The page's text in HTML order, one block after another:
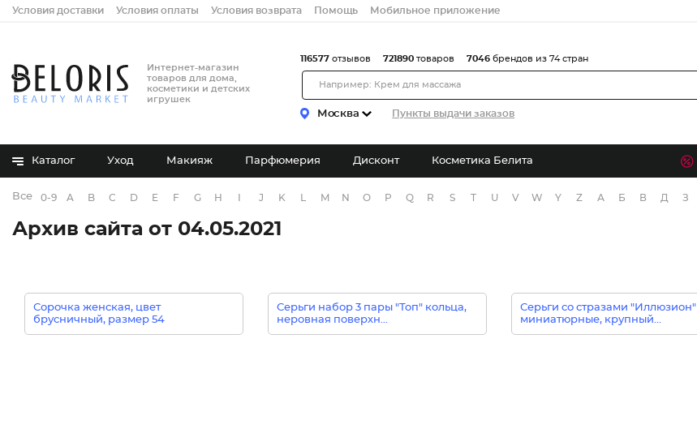
Условия доставки Условия оплаты Условия возврата Помощь Мобильное приложение
Интернет-магазин
товаров для дома,
косметики и детских
игрушек
Москва Пункты выдачи заказов
116577 отзывов 721890 товаров 7046 брендов из 74 стран
Каталог Уход Макияж Парфюмерия Дисконт Косметика Белита
Все бренды
0-9 A B C D E F G H J K M N O P Q R S T U V W Y Z А Б В Д З
Архив сайта от 04.05.2021
Сорочка женская, цвет
брусничный, размер 54
Серьги набор 3 пары "Топ" кольца,
неровная поверхн...
Серьги со стразами "Иллюзион"
миниатюрные, крупный...